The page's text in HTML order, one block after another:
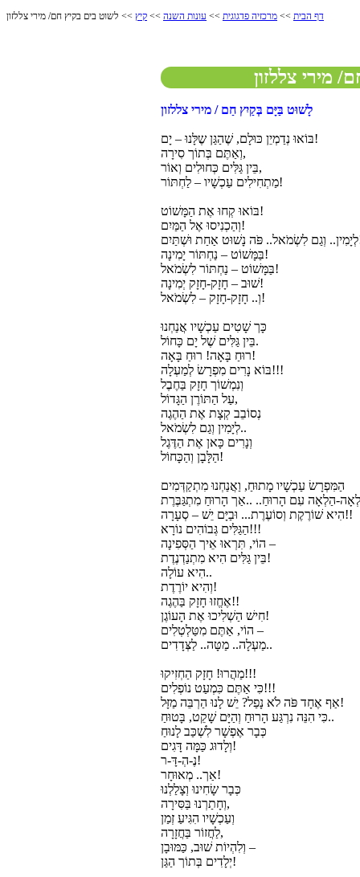
דף הבית >> מרכזיה פדגוגית >> עונות השנה >> קיץ >> לשוט בים בקיץ חם/ מירי צללזון
מירי צללזון
לָשׁוּט בַּיָּם בְּקַיִץ חַם / מירי צללזון
בּוֹאוּ נְדַמְיֵן כּוּלָם, שֶׁהַגַּן שֶלָּנוּ – יָם!
וְאַתֶּם בְּתוֹך סִירָה,
בֵּין גַּלִּים כְּחוּלִים וְאוֹר,
מַתְחִילִים עַכְשָׁיו – לַחְתּוֹר!
בּוֹאוּ קְחוּ אֶת הַמָּשׁוֹט!
וְהַכְנִיסוּ אֶל הַמַּיִם!
בַּמָּשׁוֹט – נַחְתּוֹר יָמִינָה!
בַּמָּשׁוֹט – נַחְתּוֹר לִשְׂמֹאל!
שׁוּב – חָזָק-חָזָק יְמִינָה!
וְ.. חָזָק-חָזָק – לִשְׂמֹאל!
כָּך שָׁטִים עַכְשָׁיו אֲנַחְנוּ
בֵּין גַּלִּים שֶׁל יָם כָּחוֹל.
רוּחַ בָּאָה! רוּחַ בָּאָה!
בּוֹא נָרִים מִפְרָשׂ לְמַעְלָה!!!
וְנִמְשׁוֹך חָזָק בַּחֶבֶל
עַל הַתּוֹרֶן הַגָּדוֹל,
נְסוֹבֵב קְצָת אֶת הַהֶגֶה
לְיָמִין וְגַם לִשְׂמֹאל..
וְנָרִים כָּאן אֶת הַדֶּגֶל
הַלָּבָן וְהַכָּחוֹל!
הַמִּפְרָשׂ עַכְשָׁיו מָתוּחַ, וַאֲנַחְנוּ מִתְקַדְּמִים
הִיא שׁוֹרֶקֶת וְסוֹעֶרֶת... וּבַיָּם יֵשׁ – סְעָרָה!!
הַגַּלִּים גְּבוֹהִים נוֹרָא!!!
הוֹי, תִּרְאוּ אֵיך הַסְּפִינָה –
בֵּין גַּלִּים הִיא מִתְנַדְנֶדֶת!
הִיא עוֹלָה..
וְהִיא יוֹרֶדֶת!
אֶחֱזוּ חָזָק בַּהֶגֶה!!
חִישׁ הַשְׁלִיכוּ אֶת הָעוֹגֶן!
הוֹי, אַתֶּם מִטַּלְטְלִים –
מַעְלָה.. מַטָּה.. לַצְּדָדִים..
מַהֲרוּ! חָזָק הַחְזִיקוּ!!!
כִּי אַתֶּם כִּמְעַט נוֹפְלִים!!!
אַף אֶחָד פֹּה לֹא נָפַל? יֵשׁ לָנוּ הַרְבֵּה מַזָּל!
כִּי הִנֵּה נִרְגַּע הָרוּחַ וְהַיָּם שָׁקֵט, בָּטוּחַ..
כְּבָר אֶפְשָׁר לִשְׁכַּב לָנוּחַ
וְלָדוּג כַּמָּה דָּגִים!
נֶ-הְ-דָּ-ר!
אַך.. מְאוּחָר!
כְּבָר שָׂחִינוּ וְצָלַלְנוּ
וְחָתַרְנוּ בַּסִּירָה,
וְעַכְשָׁיו הִגִּיעַ זְמַן
לַחֲזוֹר בַּחֲזָרָה,
וְלִהְיוֹת שׁוּב, כַּמּוּבָן –
יְלָדִים בְּתוֹך הַגַּן!